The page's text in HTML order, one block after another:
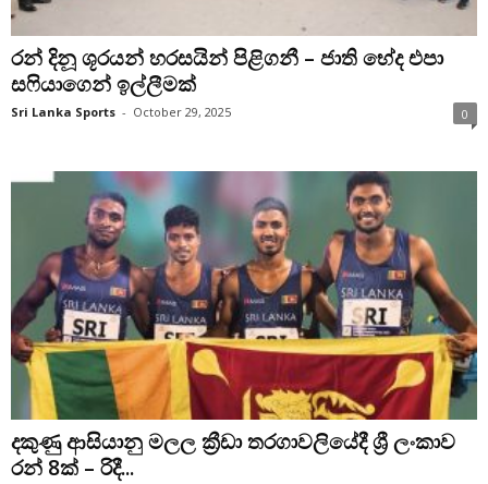
රන් දිනූ ශූරයන් හරසයින් පිළිගනී – ජාති භේද එපා
සෆියාගෙන් ඉල්ලීමක්
Sri Lanka Sports - October 29, 2025 0
දකුණු ආසියානු මලල ක්‍රීඩා තරගාවලියේදී ශ්‍රී ලංකාව
රන් 8ක් – රිදී...